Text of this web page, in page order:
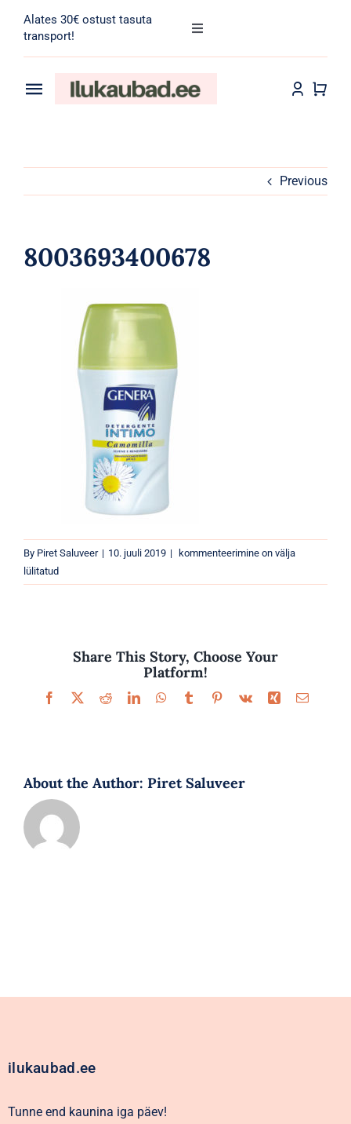
content
Alates 30€ ostust tasuta
transport!
Toggle
for:
Toggle
Meik
Kaubamärgid
Eripakkumised
Previous
8003693400678
By Piret Saluveer | 10. juuli 2019 | 8003693400678
kommenteerimine on välja
lülitatud
Share This Story, Choose Your
Platform!
Facebook
X RedditLinkedInWhatsApp
TumblrPinterest
Vk Xing Email
About the Author: Piret Saluveer
ilukaubad.ee
Tunne end kaunina iga päev!